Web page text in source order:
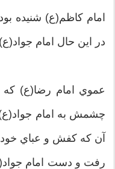
امام كاظم(ع) شنيده
در اين حال امام
عموي امام رضا(ع) كه
چشمش به امام جواد(ع)
آن كه كفش و عباي
رفت و دست امام